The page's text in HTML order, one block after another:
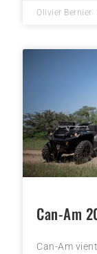
Olivier Bernier
Can-Am
Can-Am